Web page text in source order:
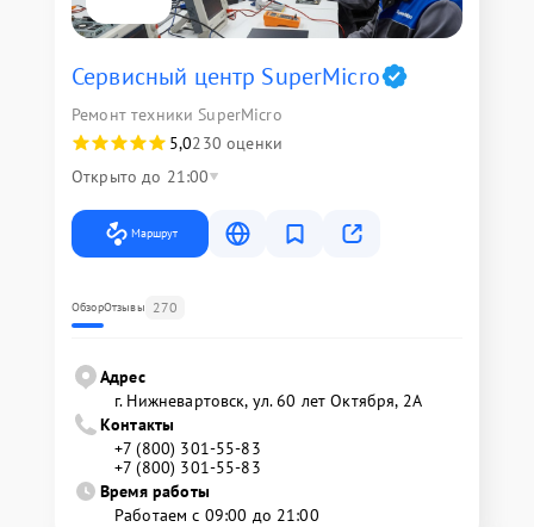
Сервисный центр SuperMicro
Ремонт техники SuperMicro
5,0230 оценки
Открыто до 21:00
Маршрут
ОбзорОтзывы 270
Адрес
г. Нижневартовск, ул. 60 лет Октября, 2А
Контакты
+7 (800) 301-55-83
+7 (800) 301-55-83
Время работы
Работаем с 09:00 до 21:00